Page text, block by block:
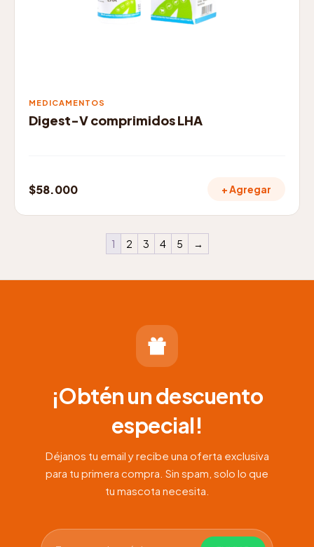
MEDICAMENTOS
Digest-V comprimidos LHA
$58.000 + Agregar
1 2 3 4 5 →
¡Obtén un descuento
especial!
Déjanos tu email y recibe una oferta exclusiva
para tu primera compra. Sin spam, solo lo que
tu mascota necesita.